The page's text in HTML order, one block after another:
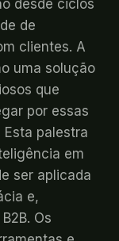
desde ciclos
de
clientes. A
uma solução
que
por essas
palestra
em
ser aplicada
e,
Os